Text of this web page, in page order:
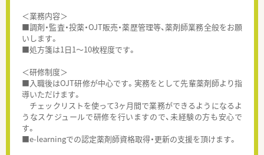
＜業務内容＞
■調剤・監査・投薬・OJT販売・薬歴管理等、薬剤師業務全般をお願
いします。
■処方箋は1日1～10枚程度です。
＜研修制度＞
■入職後はOJT研修が中心です。実務をとして先輩薬剤師より指
導いただけます。
チェックリストを使って3ヶ月間で業務ができるようになるよ
うなスケジュールで研修を行いますので、未経験の方も安心で
す。
■e-learningでの認定薬剤師資格取得・更新の支援を頂けます。